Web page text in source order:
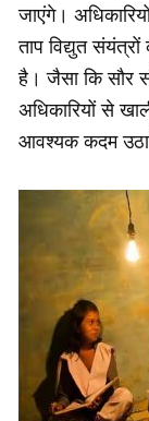
जाएंगे।
ताप विद्युत
है। जैसा कि सौर
अधिकारियों से
आवश्यक कदम